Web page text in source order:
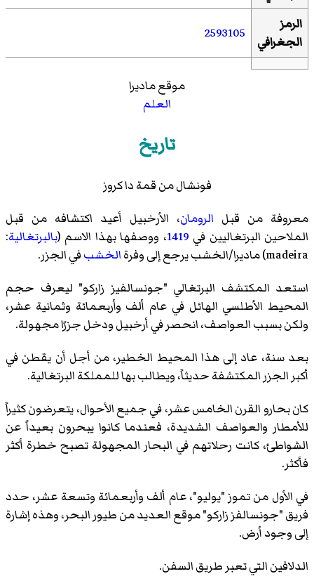
الرمز
الجغرافي
2593105
موقع ماديرا
العلم
تاريخ
فونشال من قمة دا كروز
معروفة من قبل الرومان، الأرخبيل أعيد اكتشافه من قبل
الملاحين البرتغاليين في 1419، ووصفها بهذا الاسم (بالبرتغالية:
madeira‏) ماديرا/الخشب يرجع إلى وفرة
الخشبفي الجزر.
استعد المكتشف البرتغالي "جونسالفيز زاركو" ليعرف حجم
المحيط الأطلسي الهائل في عام ألف وأربعمائة وثمانية عشر،
ولكن بسبب العواصف، انحصر في أرخبيل ودخل جزرًا مجهولة.
بعد سنة، عاد إلى هذا المحيط الخطير، من أجل أن يقطن في
أكبر الجزر المكتشفة حديثاً، ويطالب بها للمملكة البرتغالية.
كان بحارو القرن الخامس عشر، في جميع الأحوال، يتعرضون كثيراً
للأمطار والعواصف الشديدة، فعندما كانوا يبحرون بعيداً عن
الشواطئ، كانت رحلاتهم في البحار المجهولة تصبح خطرة أكثر
فأكثر.
في الأول من تموز "يوليو"، عام ألف وأربعمائة وتسعة عشر، حدد
فريق "جونسالفز زاركو" موقع العديد من طيور البحر، وهذه إشارة
إلى وجود أرض.
الدلافين التي تعبر طريق السفن.